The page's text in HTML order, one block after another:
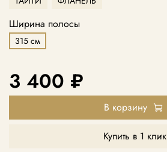
Ширина полосы
315 см
3 400 ₽
В корзину
Купить в 1 клик